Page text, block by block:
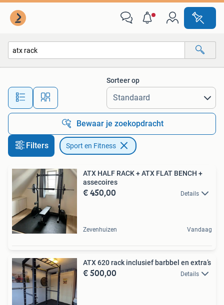
Alle afstanden…
Sorteer op
Bewaar je zoekopdracht
Filters Sport en Fitness
ATX HALF RACK + ATX FLAT BENCH +
assecoires
€ 450,00 Details
Zevenhuizen Vandaag
ATX 620 rack inclusief barbbel en extra’s
€ 500,00 Details